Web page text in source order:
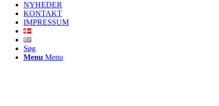
NYHEDER
KONTAKT
IMPRESSUM
Søg
Menu Menu